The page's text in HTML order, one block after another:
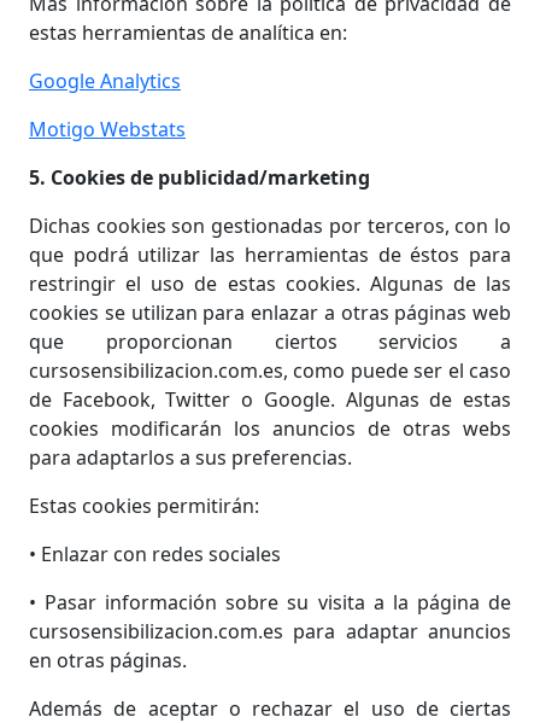
estas herramientas de analítica en:
Google Analytics
Motigo Webstats
5. Cookies de publicidad/marketing
Dichas cookies son gestionadas por terceros, con lo
que podrá utilizar las herramientas de éstos para
restringir el uso de estas cookies. Algunas de las
cookies se utilizan para enlazar a otras páginas web
que proporcionan ciertos servicios a
cursosensibilizacion.com.es, como puede ser el caso
de Facebook, Twitter o Google. Algunas de estas
cookies modificarán los anuncios de otras webs
para adaptarlos a sus preferencias.
Estas cookies permitirán:
• Enlazar con redes sociales
• Pasar información sobre su visita a la página de
cursosensibilizacion.com.es para adaptar anuncios
en otras páginas.
Además de aceptar o rechazar el uso de ciertas